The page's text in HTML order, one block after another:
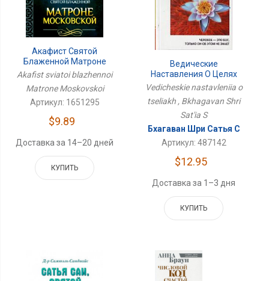
Акафист Святой
Блаженной Матроне
Московской
Akafist sviatoi blazhennoi
Matrone Moskovskoi
Артикул: 1651295
$9.89
Доставка за 14–20 дней
КУПИТЬ
Ведические
Наставления О Целях
Vedicheskie nastavleniia o
tseliakh , Bkhagavan Shri
Sat'ia S
Бхагаван Шри Сатья С
Артикул: 487142
$12.95
Доставка за 1–3 дня
КУПИТЬ